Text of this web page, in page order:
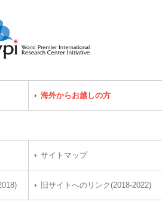
海外からお越しの方
サイトマップ
旧サイトへのリンク(2018-2022)